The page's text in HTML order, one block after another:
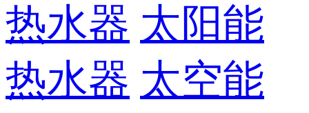
热水器 太阳能
热水器 太空能